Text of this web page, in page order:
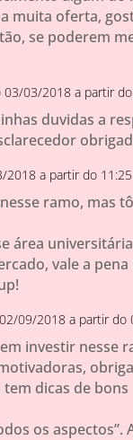
muita oferta,
se poderem
03/03/2018 a partir
duvidas a
2018 a partir do 11:25
ramo, mas
área
vale a pena
09/2018 a partir do
investir nesse
dicas de bons
os aspectos”.